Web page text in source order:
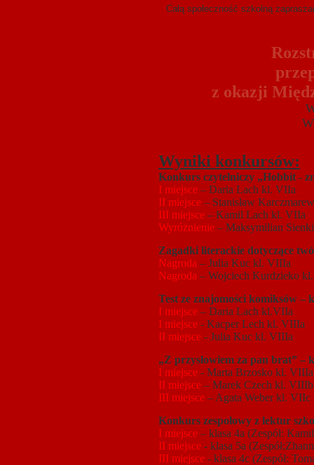
Całą społeczność szkolną
z okazji
W konkursach
W akcji
Wyniki konkursów:
Konkurs czytelniczy „Hobbit -
I miejsce – Daria Lach kl. VIIa
II miejsce – Stanisław
III miejsce – Kamil Lach kl. VIIa
Wyróżnienie – Maksymilian
Zagadki literackie dotyczące
Nagroda – Julia Kuc kl. VIIIa
Nagroda – Wojciech Kurdzieko
Test ze znajomości komiksów
I miejsce – Daria Lach kl.VIIa
I miejsce - Kacper Lech kl. VIIIa
II miejsce - Julia Kuc kl. VIIIa
„Z przysłowiem za pan brat”
I miejsce - Marta Brzosko kl. VIIIa
II miejsce – Marek Czech kl. VIIIb
III miejsce – Agata Weber kl. VIIc
Konkurs zespołowy z lektur
I miejsce – klasa 4a (Zespół:
II miejsce - klasa 5a
III miejsce - klasa 4c (Zespół: